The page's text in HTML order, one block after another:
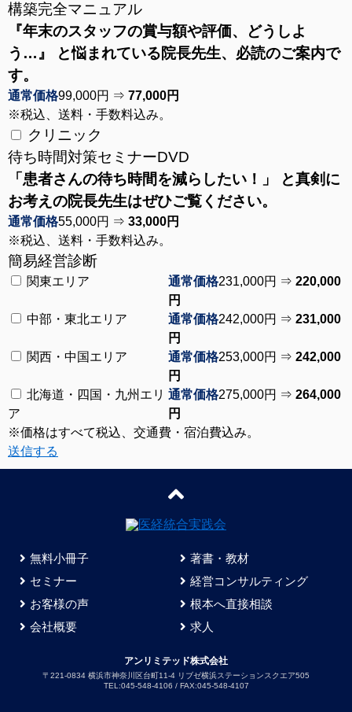
構築完全マニュアル
『年末のスタッフの賞与額や評価、どうしよ
う…』 と悩まれている院長先生、必読のご案内で
す。
通常価格99,000円 ⇒ 77,000円
※税込、送料・手数料込み。
クリニック
待ち時間対策セミナーDVD
「患者さんの待ち時間を減らしたい！」 と真剣に
お考えの院長先生はぜひご覧ください。
通常価格55,000円 ⇒ 33,000円
※税込、送料・手数料込み。
簡易経営診断
関東エリア 通常価格231,000円 ⇒ 220,000
円
中部・東北エリア
通常価格242,000円 ⇒ 231,000
円
関西・中国エリア
通常価格253,000円 ⇒ 242,000
円
北海道・四国・九州エリ
ア
通常価格275,000円 ⇒ 264,000
円
※価格はすべて税込、交通費・宿泊費込み。
送信する
無料小冊子
著書・教材
セミナー
経営コンサルティング
お客様の声
根本へ直接相談
会社概要
求人
アンリミテッド株式会社
〒221-0834 横浜市神奈川区台町11-4 リブゼ横浜ステーションスクエア505
TEL:045-548-4106 / FAX:045-548-4107